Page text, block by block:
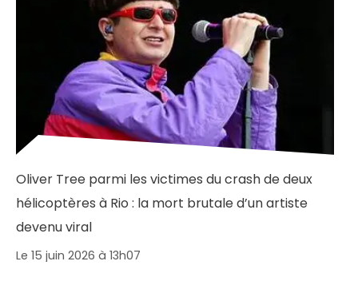
Oliver Tree parmi les victimes du crash de deux
hélicoptères à Rio : la mort brutale d’un artiste
devenu viral
Le 15 juin 2026 à 13h07